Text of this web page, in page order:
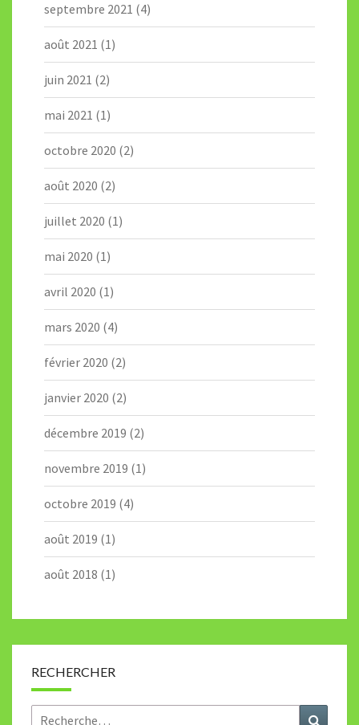
septembre 2021 (4)
août 2021 (1)
juin 2021 (2)
mai 2021 (1)
octobre 2020 (2)
août 2020 (2)
juillet 2020 (1)
mai 2020 (1)
avril 2020 (1)
mars 2020 (4)
février 2020 (2)
janvier 2020 (2)
décembre 2019 (2)
novembre 2019 (1)
octobre 2019 (4)
août 2019 (1)
août 2018 (1)
RECHERCHER
Rechercher :